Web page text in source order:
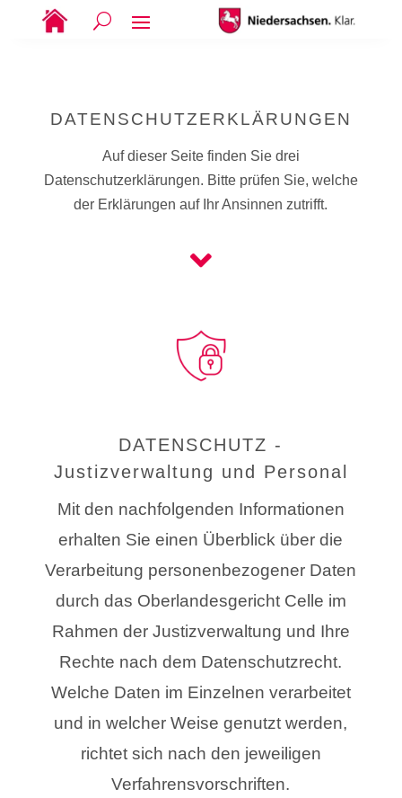
DATENSCHUTZERKLÄRUNGEN
Auf dieser Seite finden Sie drei
Datenschutzerklärungen. Bitte prüfen Sie, welche
der Erklärungen auf Ihr Ansinnen zutrifft.

DATENSCHUTZ -
Justizverwaltung und Personal
Mit den nachfolgenden Informationen
erhalten Sie einen Überblick über die
Verarbeitung personenbezogener Daten
durch das Oberlandesgericht Celle im
Rahmen der Justizverwaltung und Ihre
Rechte nach dem Datenschutzrecht.
Welche Daten im Einzelnen verarbeitet
und in welcher Weise genutzt werden,
richtet sich nach den jeweiligen
Verfahrensvorschriften.